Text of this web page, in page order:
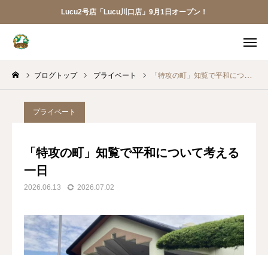
Lucu2号店「Lucu川口店」9月1日オープン！
ブログトップ プライベート 「特攻の町」知覧で平和について考える一日
プライベート
「特攻の町」知覧で平和について考える
一日
2026.06.13 2026.07.02
ご予約 アクセス
お電話
Lucu川口店
ペットホテル